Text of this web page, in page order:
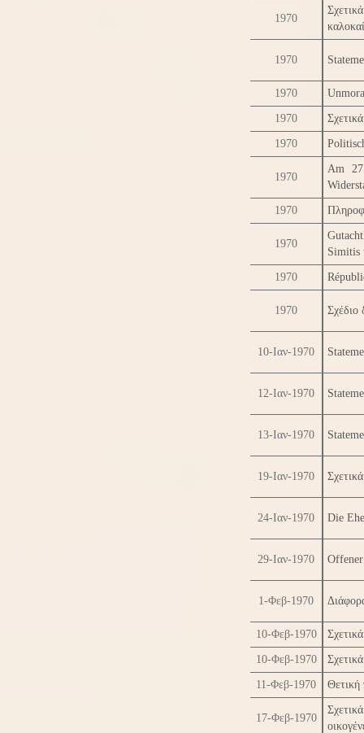
1970
1970
1970
1970
1970
1970
Am 27
1970
1970
Simitis
1970
1970 Σχέδιο
10-Ιαν-1970
12-Ιαν-1970
13-Ιαν-1970
19-Ιαν-1970
24-Ιαν-1970 Die
29-Ιαν-1970
1-Φεβ-1970
10-Φεβ-1970
10-Φεβ-1970
11-Φεβ-1970
17-Φεβ-1970